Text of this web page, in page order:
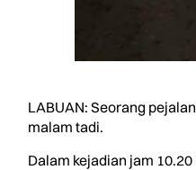
LABUAN: Seorang
malam tadi.
Dalam kejadian jam